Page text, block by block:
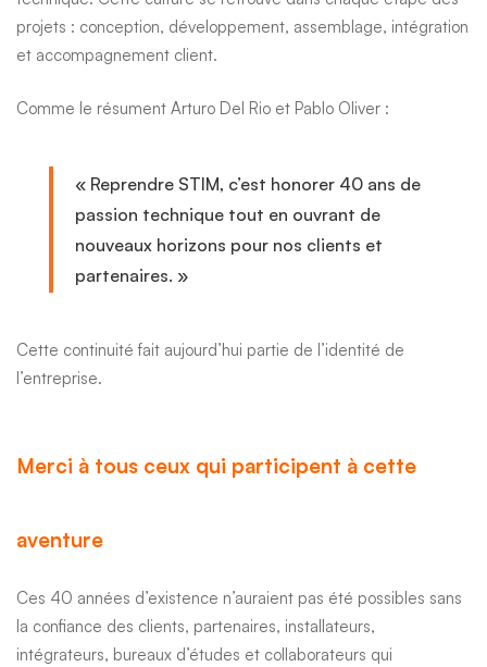
projets : conception, développement, assemblage, intégration
et accompagnement client.
Comme le résument Arturo Del Rio et Pablo Oliver :
« Reprendre STIM, c’est honorer 40 ans de
passion technique tout en ouvrant de
nouveaux horizons pour nos clients et
partenaires. »
Cette continuité fait aujourd’hui partie de l’identité de
l’entreprise.
Merci à tous ceux qui participent à cette
aventure
Ces 40 années d’existence n’auraient pas été possibles sans
la confiance des clients, partenaires, installateurs,
intégrateurs, bureaux d’études et collaborateurs qui